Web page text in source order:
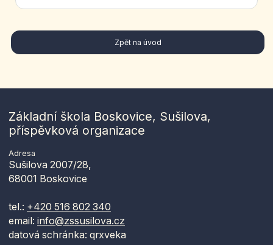
Zpět na úvod
Základní škola Boskovice, Sušilova,
příspěvková organizace
Adresa
Sušilova 2007/28,
68001 Boskovice
tel.: +420 516 802 340
email: info@zssusilova.cz
datová schránka: qrxveka